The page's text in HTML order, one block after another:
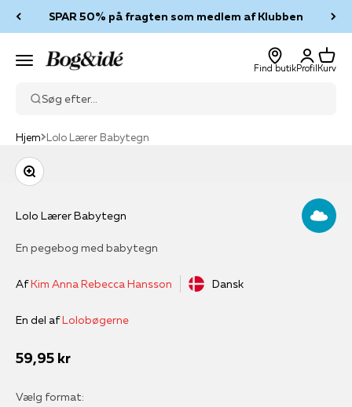
SPAR 50% på fragten som medlem af Klubben
Menu Bog & idé
Find butik
Log ind
Profil
Kurv
Kurv
Søg efter...
Hjem Lolo Lærer Babytegn
Zoom
Lolo Lærer Babytegn
En pegebog med babytegn
AfKim Anna Rebecca Hansson Dansk
En del afLolobøgerne
Salgspris
59,95 kr
Vælg format: